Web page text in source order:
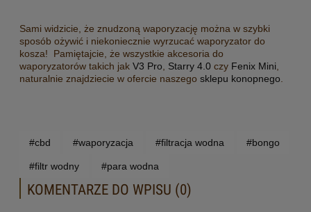
Sami widzicie, że znudzoną waporyzację można w szybki
sposób ożywić i niekoniecznie wyrzucać waporyzator do
kosza! Pamiętajcie, że wszystkie akcesoria do
waporyzatorów takich jak V3 Pro Starry 4.0 czy Fenix Mini
naturalnie znajdziecie w ofercie naszego sklepu konopnego
#cbd #waporyzacja #filtracja wodna #bongo
#filtr wodny #para wodna
KOMENTARZE DO WPISU (0)